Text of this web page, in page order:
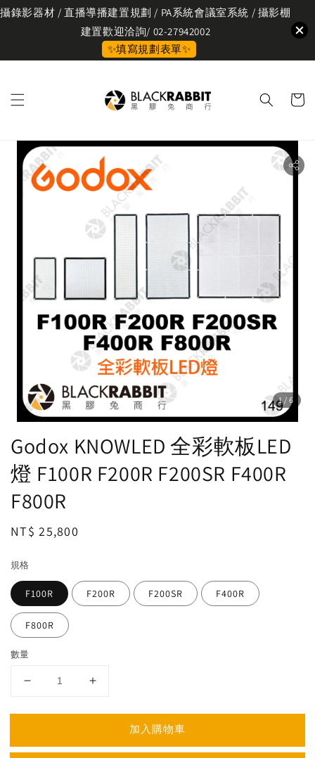
攝錄影器材 / 直播導播建置規劃 / PA系統會議室系統 / 攝影棚
建置歡迎洽詢/ 02-27942002
✨填寫規劃表單✨
1 /6
Godox KNOWLED 全彩軟板LED
燈 F100R F200R F200SR F400R
F800R
Regular
NT$ 25,800
規格
F100R F200R F200SR F400R
F800R
數量
加入購物車